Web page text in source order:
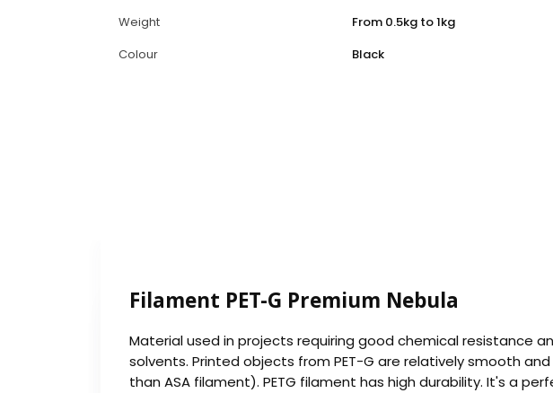
Weight
From 0.5kg to 1kg
Colour
Black
Filament PET-G Premium Nebula
Material used in projects requiring good chemical resistance
solvents. Printed objects from PET-G are relatively smooth
than ASA filament). PETG filament has high durability. It's a